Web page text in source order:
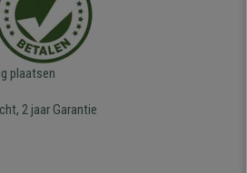
plaatsen
2 jaar Garantie